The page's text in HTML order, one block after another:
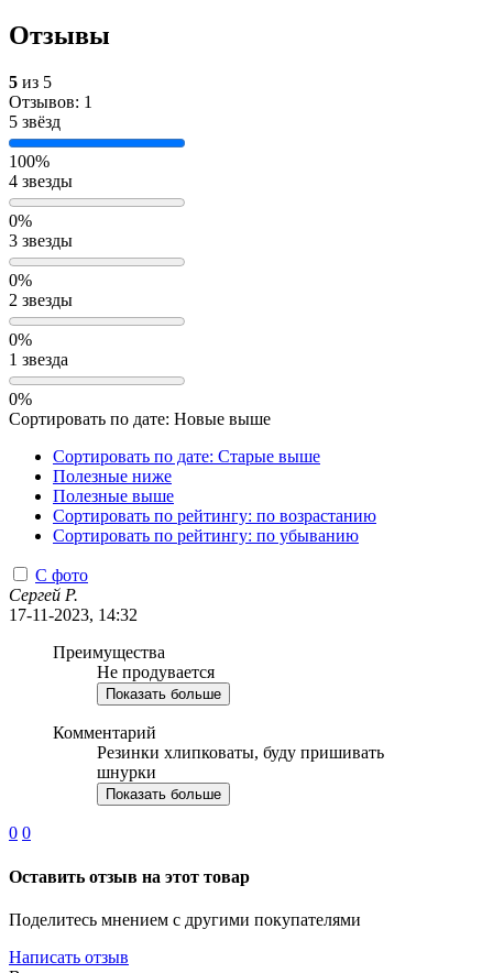
Отзывы
5 из 5
Отзывов: 1
5 звёзд
100%
4 звезды
0%
3 звезды
0%
2 звезды
0%
1 звезда
0%
Сортировать по дате: Новые выше
Сортировать по дате: Старые выше
Полезные ниже
Полезные выше
Сортировать по рейтингу: по возрастанию
Сортировать по рейтингу: по убыванию
С фото
Сергей Р.
17-11-2023, 14:32
Преимущества
Не продувается
Показать больше
Комментарий
Резинки хлипковаты, буду пришивать
шнурки
Показать больше
0 0
Оставить отзыв на этот товар
Поделитесь мнением с другими покупателями
Написать отзыв